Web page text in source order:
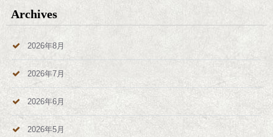
Archives
2026年8月
2026年7月
2026年6月
2026年5月